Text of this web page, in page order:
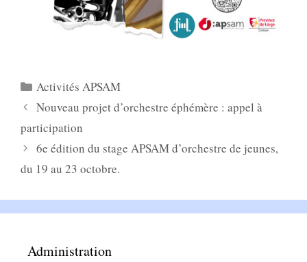
Catégories
Activités APSAM
Nouveau projet d’orchestre éphémère : appel à
participation
6e édition du stage APSAM d’orchestre de jeunes,
du 19 au 23 octobre.
Administration